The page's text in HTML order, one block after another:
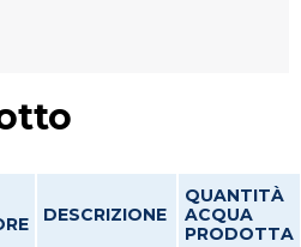
DESCRIZIONE
QUANTITÀ
ACQUA
PRODOTTA